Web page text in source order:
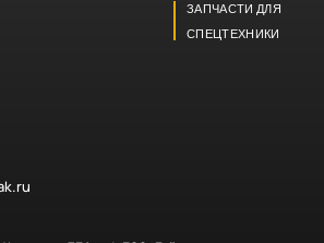
ЗАПЧАСТИ ДЛЯ
СПЕЦТЕХНИКИ